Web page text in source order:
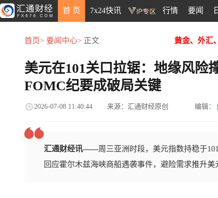
首 页 7x24快讯 行情 要闻
首页> 要闻中心> 正文 黄金、外汇
美元在101关口拉锯：地缘风险
FOMC纪要成破局关键
2026-07-08 11:40:44 来源：汇通财经原创 编辑：
汇通财经讯——周三亚洲时段，美元指数持稳于
回应霍尔木兹海峡商船遇袭事件，避险需求推升美